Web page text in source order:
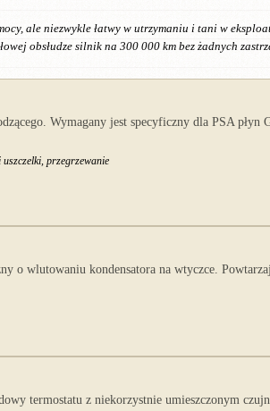
ale niezwykle łatwy w utrzymaniu i tani w
obsłudze silnik na 300 000 km bez żadnych
Wymagany jest specyficzny dla PSA
przegrzewanie
o wlutowaniu kondensatora na wtyczce.
termostatu z niekorzystnie umieszczonym